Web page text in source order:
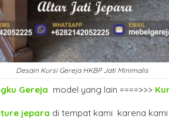
Desain Kursi Gereja HKBP Jati Minimalis
Gereja model yang lain ====>>>
jepara di tempat kami karena